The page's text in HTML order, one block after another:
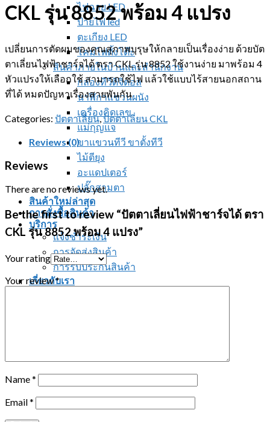
ไฟฉาย LED
ป้ายไฟ led
ตะเกียง LED
โคมไฟตั้งโต๊ะ
สินค้าภายในบ้านและสำนักงาน
กล่องทีวีดิจิตอล
นาฬิกาแขวนผนัง
เครื่องคิดเลข
แม่กุญแจ
ขาแขวนทีวี ขาตั้งทีวี
ไม้ตียุง
อะแดปเตอร์
ปลั๊กสามตา
สินค้าใหม่ล่าสุด
การสั่งซื้อสินค้า
บริการ
แจ้งชำระเงิน
การจัดส่งสินค้า
การรับประกันสินค้า
เกี่ยวกับเรา
CKL รุ่น 8852 พร้อม 4 แปรง
เปลี่ยนการตัดผมของคุณสุภาพบุรุษให้กลายเป็นเรื่องง่าย ด้วยบัต
ตาเลี่ยนไฟฟ้าชาร์จได้ ตรา CKL รุ่น 8852 ใช้งานง่าย มาพร้อม 4
หัวแปรงให้เลือกใช้ สามารถใช้ไฟ แล้วใช้แบบไร้สายนอกสถาน
ที่ได้ หมดปัญหาเรื่องสายพันกัน
Categories: ปัตตาเลี่ยน,ปัตตาเลี่ยน CKL
Reviews (0)
Reviews
There are no reviews yet.
Be the first to review “ปัตตาเลี่ยนไฟฟ้าชาร์จได้ ตรา
CKL รุ่น 8852 พร้อม 4 แปรง”
Your rating
Your review*
Name*
Email*